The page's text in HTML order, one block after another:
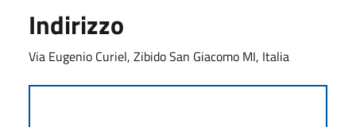
Indirizzo
Via Eugenio Curiel, Zibido San Giacomo MI, Italia